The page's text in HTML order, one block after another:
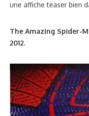
une affiche teaser bien
The Amazing Spider-
2012.